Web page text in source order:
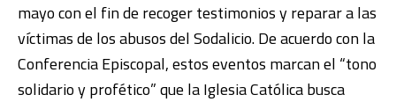
mayo con el fin de recoger testimonios y reparar a las
víctimas de los abusos del Sodalicio. De acuerdo con la
Conferencia Episcopal, estos eventos marcan el “tono
solidario y profético” que la Iglesia Católica busca